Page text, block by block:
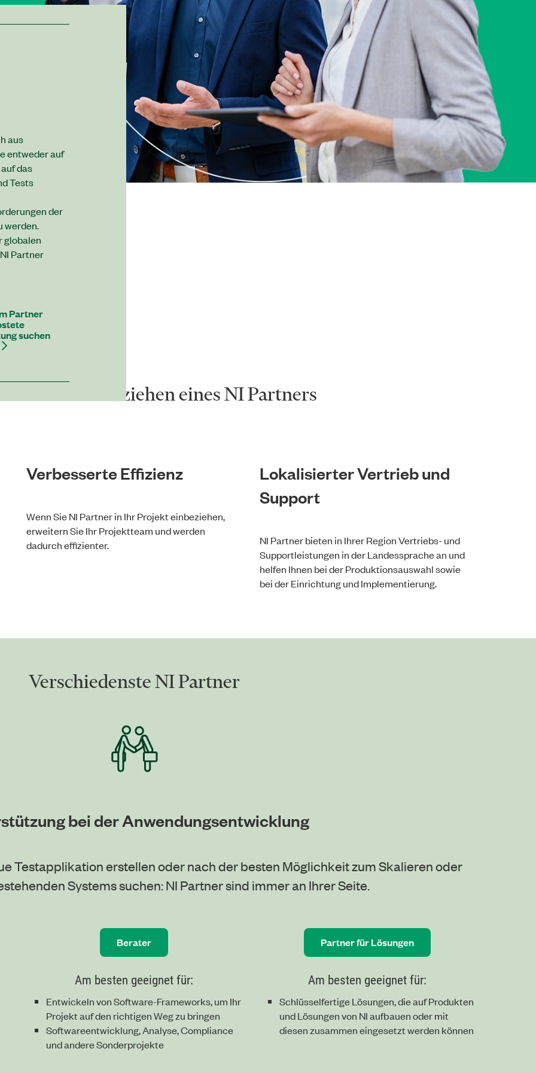
aus
entweder auf
das
Tests
der
werden.
globalen
Partner
Partner
suchen
für das Einbeziehen eines NI Partners
Verbesserte Effizienz
Wenn Sie NI Partner in Ihr Projekt einbeziehen,
erweitern Sie Ihr Projektteam und werden
dadurch effizienter.
Lokalisierter Vertrieb und
Support
NI Partner bieten in Ihrer Region Vertriebs- und
Supportleistungen in der Landessprache an und
helfen Ihnen bei der Produktionsauswahl sowie
bei der Einrichtung und Implementierung.
Verschiedenste NI Partner
bei der Anwendungsentwicklung
Testapplikation erstellen oder nach der besten Möglichkeit zum Skalieren oder
Systems suchen: NI Partner sind immer an Ihrer Seite.
Berater
Am besten geeignet für:
Entwickeln von Software-Frameworks, um Ihr
Projekt auf den richtigen Weg zu bringen
Softwareentwicklung, Analyse, Compliance
und andere Sonderprojekte
Partner für Lösungen
Am besten geeignet für:
Schlüsselfertige Lösungen, die auf Produkten
und Lösungen von NI aufbauen oder mit
diesen zusammen eingesetzt werden können